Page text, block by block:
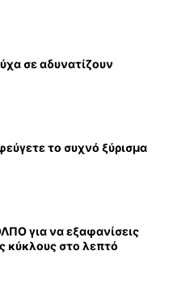
σε αδυνατίζουν
το συχνό ξύρισμα
για να εξαφανίσεις
κύκλους στο λεπτό